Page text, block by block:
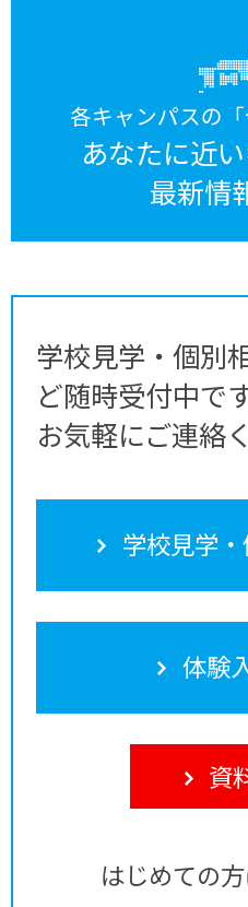
各キャンパスの
あなたに近
最新情
学校見学・個別
ど随時受付中で
お気軽にご連絡
学校見学
体験
資
はじめての